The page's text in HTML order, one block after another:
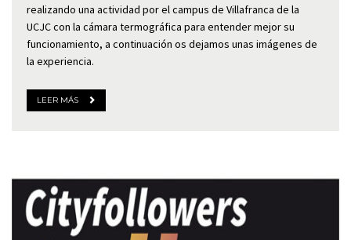
realizando una actividad por el campus de Villafranca de la
UCJC con la cámara termográfica para entender mejor su
funcionamiento, a continuación os dejamos unas imágenes de
la experiencia.
LEER MÁS